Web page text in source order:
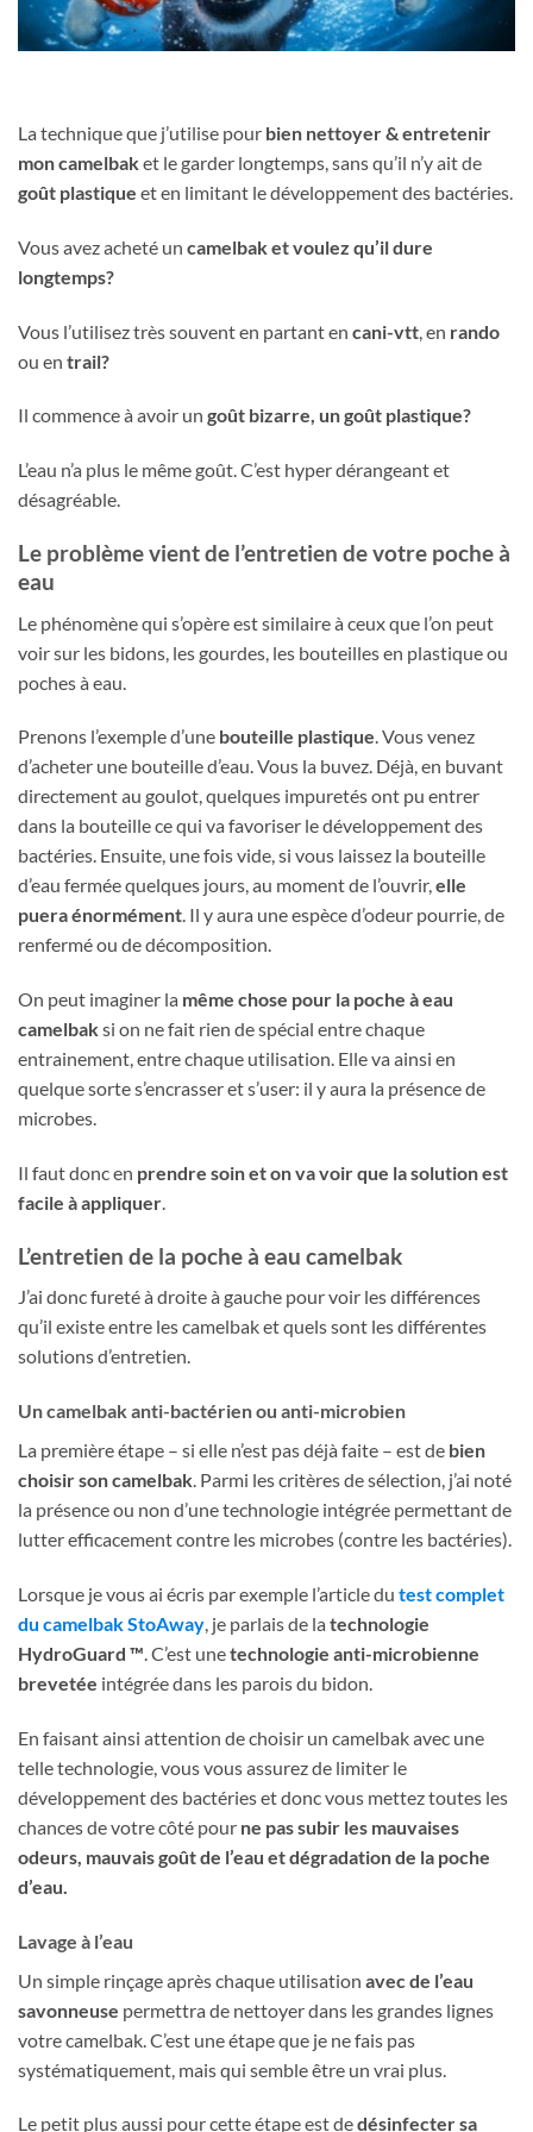
La technique que j’utilise pour bien nettoyer & entretenir
mon camelbaket le garder longtemps, sans qu’il n’y ait de
goût plastique et en limitant le développement des bactéries.
Vous avez acheté un camelbak et voulez qu’il dure
longtemps?
Vous l’utilisez très souvent en partant en cani-vtt , en rando
ou en trail?
Il commence à avoir un goût bizarre, un goût plastique?
L’eau n’a plus le même goût. C’est hyper dérangeant et
désagréable.
Le problème vient de l’entretien de votre poche à
eau
Le phénomène qui s’opère est similaire à ceux que l’on peut
voir sur les bidons, les gourdes, les bouteilles en plastique ou
poches à eau.
Prenons l’exemple d’une bouteille plastique. Vous venez
d’acheter une bouteille d’eau. Vous la buvez. Déjà, en buvant
directement au goulot, quelques impuretés ont pu entrer
dans la bouteille ce qui va favoriser le développement des
bactéries. Ensuite, une fois vide, si vous laissez la bouteille
d’eau fermée quelques jours, au moment de l’ouvrir,elle
puera énormément. Il y aura une espèce d’odeur pourrie, de
renfermé ou de décomposition.
On peut imaginer la même chose pour la poche à eau
camelbaksi on ne fait rien de spécial entre chaque
entrainement, entre chaque utilisation. Elle va ainsi en
quelque sorte s’encrasser et s’user: il y aura la présence de
microbes.
Il faut donc en prendre soin et on va voir que la solution est
facile à appliquer.
L’entretien de la poche à eau camelbak
J’ai donc fureté à droite à gauche pour voir les différences
qu’il existe entre les camelbak et quels sont les différentes
solutions d’entretien.
Un camelbak anti-bactérien ou anti-microbien
La première étape – si elle n’est pas déjà faite – est de bien
choisir son camelbak. Parmi les critères de sélection, j’ai noté
la présence ou non d’une technologie intégrée permettant de
lutter efficacement contre les microbes (contre les bactéries).
Lorsque je vous ai écris par exemple l’article du test complet
du camelbak StoAway, je parlais de la technologie
HydroGuard ™. C’est unetechnologie anti-microbienne
brevetée intégrée dans les parois du bidon.
En faisant ainsi attention de choisir un camelbak avec une
telle technologie, vous vous assurez de limiter le
développement des bactéries et donc vous mettez toutes les
chances de votre côté pour ne pas subir les mauvaises
odeurs, mauvais goût de l’eau et dégradation de la poche
d’eau.
Lavage à l’eau
Un simple rinçage après chaque utilisation avec de l’eau
savonneuse permettra de nettoyer dans les grandes lignes
votre camelbak. C’est une étape que je ne fais pas
systématiquement, mais qui semble être un vrai plus.
Le petit plus aussi pour cette étape est dedésinfecter sa